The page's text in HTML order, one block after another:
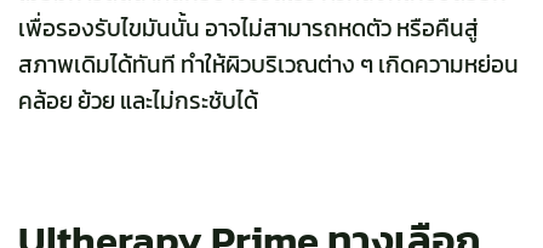
เพื่อรองรับไขมันนั้น อาจไม่สามารถหดตัว หรือคืนสู่
สภาพเดิมได้ทันที ทำให้ผิวบริเวณต่าง ๆ เกิดความหย่อน
คล้อย ย้วย และไม่กระชับได้